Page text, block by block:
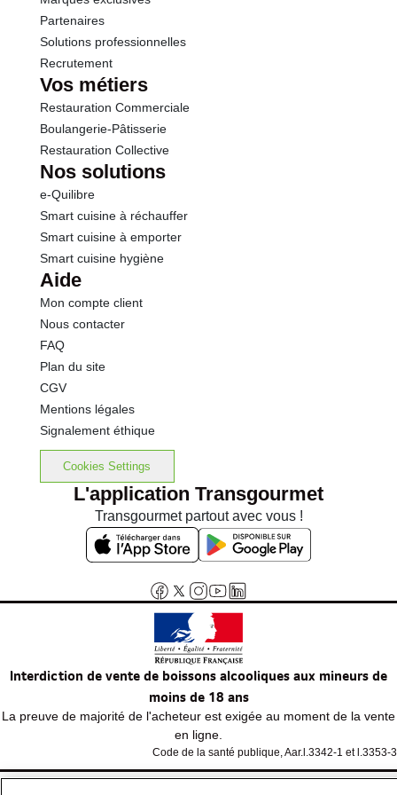
Partenaires
Solutions professionnelles
Recrutement
Vos métiers
Restauration Commerciale
Boulangerie-Pâtisserie
Restauration Collective
Nos solutions
e-Quilibre
Smart cuisine à réchauffer
Smart cuisine à emporter
Smart cuisine hygiène
Aide
Mon compte client
Nous contacter
FAQ
Plan du site
CGV
Mentions légales
Signalement éthique
Cookies Settings
L'application Transgourmet
Transgourmet partout avec vous !
Interdiction de vente de boissons alcooliques aux mineurs de
moins de 18 ans
La preuve de majorité de l'acheteur est exigée au moment de la vente
en ligne.
Code de la santé publique, Aar.l.3342-1 et l.3353-3